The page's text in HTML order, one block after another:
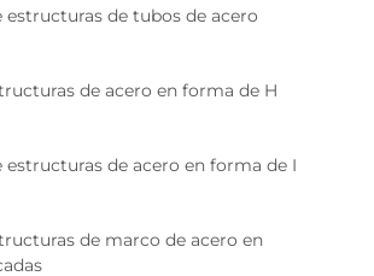
estructuras de tubos de acero
de acero en forma de H
estructuras de acero en forma de I
de marco de acero en